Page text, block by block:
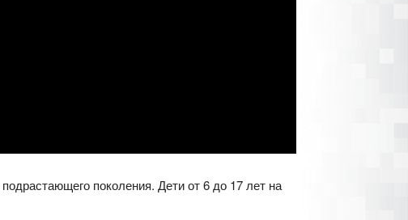
поколения. Дети от 6 до 17 лет на